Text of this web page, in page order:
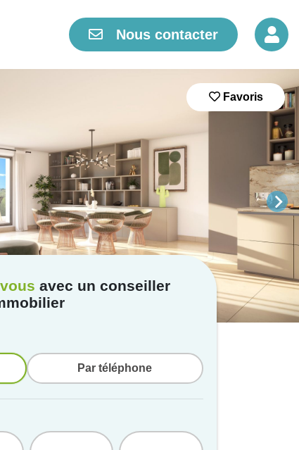
Nous contacter
Favoris
avec un conseiller
Par téléphone